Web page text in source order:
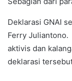
Deklarasi GNAI
Ferry Juliantono.
aktivis dan
deklarasi